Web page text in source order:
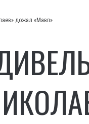
дожал «Мавп»